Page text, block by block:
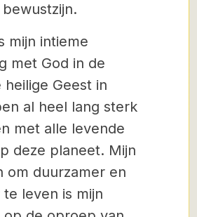
mijn intieme
met God in de
heilige Geest in
al heel lang sterk
met alle levende
deze planeet. Mijn
om duurzamer en
leven is mijn